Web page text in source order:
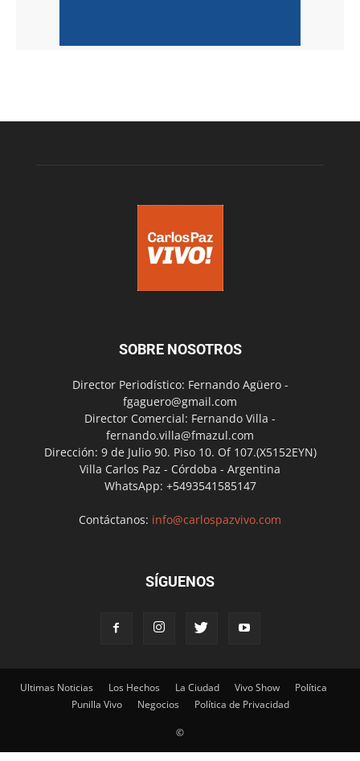
SOBRE NOSOTROS
Director Periodístico: Fernando Agüero -
fgaguero@gmail.com
Director Comercial: Fernando Villa -
fernando.villa@fmazul.com
Dirección: 9 de Julio 90. Piso 10. Of 107.(X5152EYN)
Villa Carlos Paz - Córdoba - Argentina
WhatsApp: +5493541585147
Contáctanos: info@carlospazvivo.com
SÍGUENOS
Ultimas Noticias Los Hechos La Ciudad Vivo Show
Política
Punilla Vivo
Negocios Política de Privacidad
©